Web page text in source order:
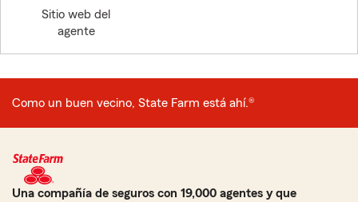
Sitio web del
agente
Como un buen vecino, State Farm está ahí.®
Una compañía de seguros con 19,000 agentes y que